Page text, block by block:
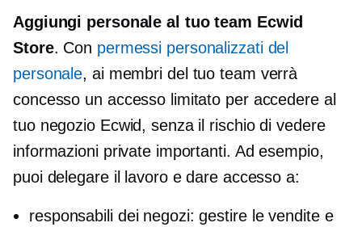
Aggiungi personale al tuo team Ecwid
Store. Con permessi personalizzati del
personale, ai membri del tuo team verrà
concesso un accesso limitato per accedere al
tuo negozio Ecwid, senza il rischio di vedere
informazioni private importanti. Ad esempio,
puoi delegare il lavoro e dare accesso a:
responsabili dei negozi: gestire le vendite e